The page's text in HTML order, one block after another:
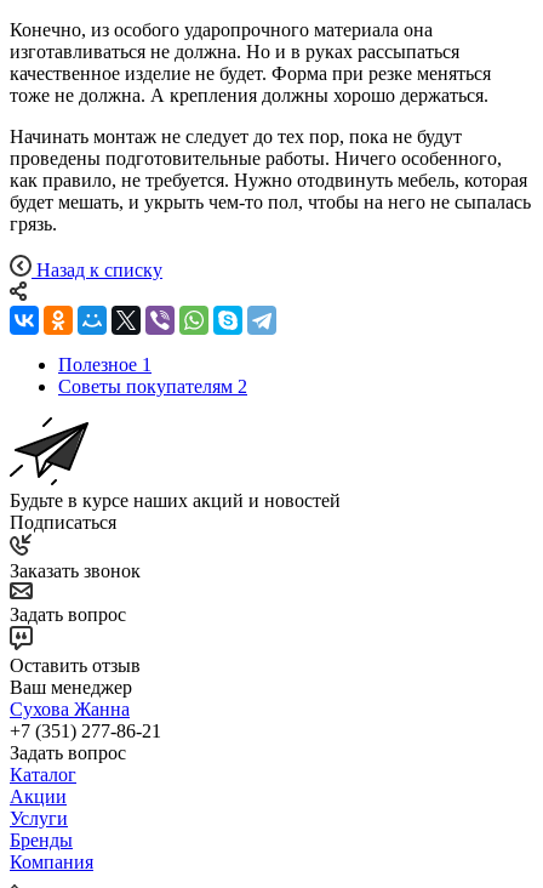
Конечно, из особого ударопрочного материала она
изготавливаться не должна. Но и в руках рассыпаться
качественное изделие не будет. Форма при резке меняться
тоже не должна. А крепления должны хорошо держаться.
Начинать монтаж не следует до тех пор, пока не будут
проведены подготовительные работы. Ничего особенного,
как правило, не требуется. Нужно отодвинуть мебель, которая
будет мешать, и укрыть чем-то пол, чтобы на него не сыпалась
грязь.
Назад к списку
Полезное 1
Советы покупателям 2
Будьте в курсе наших акций и новостей
Подписаться
Заказать звонок
Задать вопрос
Оставить отзыв
Ваш менеджер
Сухова Жанна
+7 (351) 277-86-21
Задать вопрос
Каталог
Акции
Услуги
Бренды
Компания